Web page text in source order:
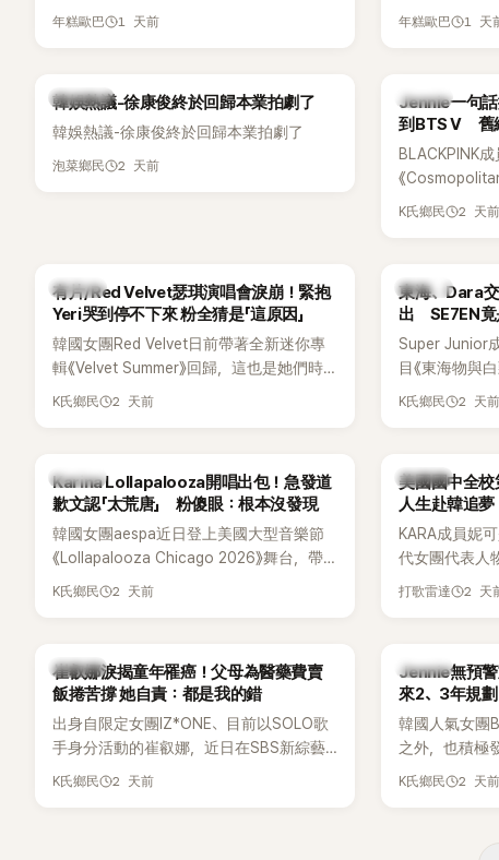
——李智惠、李賢怡、李恩亨，以第13位
合，兩人邊搭車邊聊天，氣氛輕鬆。聊到
最近的新聞，李瑞鎮突然直球發問：「妳不
是上新聞了？說妳去做整形？是人中縮短
手術嗎？」一貫犀利又不留情的問法，讓現
會？」直接點名她當年的風波。李智惠聽了
忍不住笑說：「哥怎麼連這個都知道？」李瑞
鎮則回嘴：「那時候新聞鬧那麼大，不知道
才奇怪吧。」一來一往，氣氛反而更加輕
鬆。 談到當年情況，李智惠終於鬆口坦
言，當時確實被質疑動過隆胸手術。她回
自站出來說清楚。 李智惠進一步解釋，當
時隆胸手術幾乎只有「腋下切開」一種方式，
脆把腋下給大家看，證明我根本沒動過。」
一句話說完，全場瞬間炸鍋，來賓又驚又
笑。 事實上，早在 2006 年，李智惠就為
了證明自己沒有「隆乳」，真的召開了一場泳
排攝影機前，面對媒體擺出各種姿勢，畫
面至今仍被網友津津樂道。 這段為平息爭
度被提起，節目現場立刻充滿驚呼聲與笑
聲，也再次讓人見識到她面對流言時「豁出
去」的直率性格。其實她過去也曾在 SBS
節目《脫掉鞋子恢單4Men》 中，親自公開
嫌長期跟蹤黃晸珉的嫌疑人，已採取法律
「雙向互動」，並非外界所稱的單方面騷擾。
年糕歐巴 1 天前
被爆出一段鮮
年糕歐巴 1 天
熱議討論
韓娛熱議-徐康俊終於回歸本業拍劇了
韓娛熱議-徐康俊終於回歸本業拍劇了
泡菜鄉民 2 天前
K-POP
Jennie一句
到BTS V 舊
BLACKPINK
《
Tame Impala
K氏鄉民 2 天前
K-POP
有片/Red Velvet瑟琪演唱會淚崩！緊抱
Yeri哭到停不下來 粉全猜是「這原因」
韓國女團Red Velvet日前帶著全新迷你專
輯《Velvet Summer》回歸，這也是她們時
隔2年再度推出新作品。為慶祝出道12週
度落淚，令人相當心疼。
K氏鄉民 2 天前
K-POP
東海、Dara
出 SE7EN竟
Super Junior
目《東海物與
Dara擔任嘉
K氏鄉民 2 天前
K-POP
Karina Lollapalooza開唱出包！急發道
歉文認「太荒唐」 粉傻眼：根本沒發現
韓國女團aespa近日登上美國大型音樂節
《Lollapalooza Chicago 2026》舞台，帶
來多首代表作與新歌演出，現場氣氛嗨
K氏鄉民 2 天前
K-POP
美國國中全
人生赴韓追
KARA成員妮
代女團代表人
是，她其實不
友熱議。
打歌雷達 2 天
K-POP
崔叡娜淚揭童年罹癌！父母為醫藥費賣
飯捲苦撐 她自責：都是我的錯
出身自限定女團IZ*ONE、目前以SOLO歌
手身分活動的崔叡娜，近日在SBS新綜藝
《我的餘生戀愛》（내 남은 연애）中，首度談
K氏鄉民 2 天前
K-POP
Jennie無預警
來2、3年規
韓國人氣女團
之外，也積極
即將推出全新
K氏鄉民 2 天前